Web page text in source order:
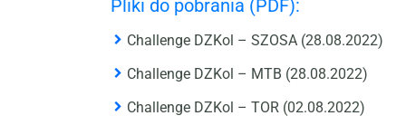
Pliki do pobrania (PDF):
Challenge DZKol – SZOSA (28.08.2022)
Challenge DZKol – MTB (28.08.2022)
Challenge DZKol – TOR (02.08.2022)